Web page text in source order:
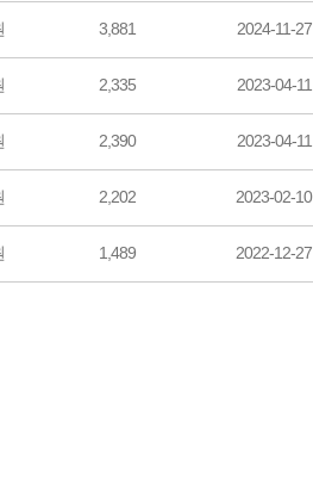
3,881 2024-11-27
2,335 2023-04-11
2,390 2023-04-11
2,202 2023-02-10
1,489 2022-12-27